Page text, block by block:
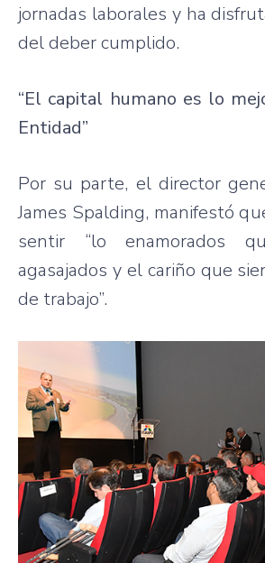
jornadas laborales y ha
del deber cumplido.
“El capital humano es lo
Entidad”
Por su parte, el director
James Spalding, manifestó
sentir “lo enamorados
agasajados y el cariño que
de trabajo”.